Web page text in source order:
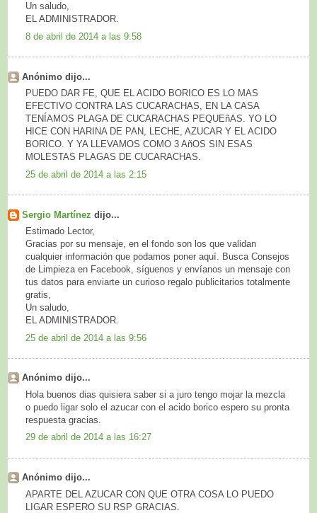
Un saludo,
EL ADMINISTRADOR.
8 de abril de 2014 a las 9:58
Anónimo dijo...
PUEDO DAR FE, QUE EL ACIDO BORICO ES LO MAS
EFECTIVO CONTRA LAS CUCARACHAS, EN LA CASA
TENÍAMOS PLAGA DE CUCARACHAS PEQUEñAS. YO LO
HICE CON HARINA DE PAN, LECHE, AZUCAR Y EL ACIDO
BORICO. Y YA LLEVAMOS COMO 3 AñOS SIN ESAS
MOLESTAS PLAGAS DE CUCARACHAS.
25 de abril de 2014 a las 2:15
Sergio Martínez dijo...
Estimado Lector,
Gracias por su mensaje, en el fondo son los que validan
cualquier información que podamos poner aquí. Busca Consejos
de Limpieza en Facebook, síguenos y envíanos un mensaje con
tus datos para enviarte un curioso regalo publicitarios totalmente
gratis,
Un saludo,
EL ADMINISTRADOR.
25 de abril de 2014 a las 9:56
Anónimo dijo...
Hola buenos dias quisiera saber si a juro tengo mojar la mezcla
o puedo ligar solo el azucar con el acido borico espero su pronta
respuesta gracias.
29 de abril de 2014 a las 16:27
Anónimo dijo...
APARTE DEL AZUCAR CON QUE OTRA COSA LO PUEDO
LIGAR ESPERO SU RSP GRACIAS.